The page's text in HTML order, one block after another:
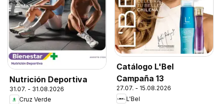
Nutrición Deportiva
31.07. - 31.08.2026
Cruz Verde
Catálogo L'Bel
Campaña 13
27.07. - 15.08.2026
L'Bel